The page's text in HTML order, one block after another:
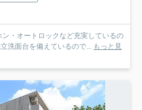
・オートロックなど充実しているの
洗面台を備えているので... もっと見